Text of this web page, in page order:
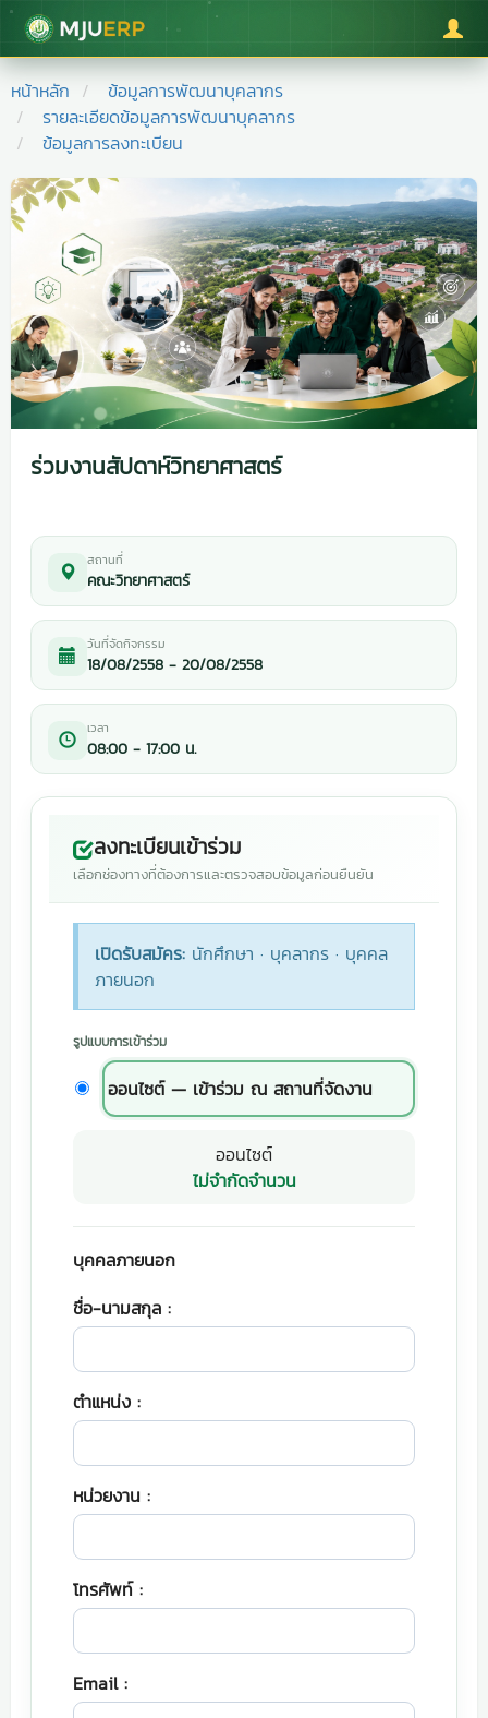
มหาวิทยาลัยแม่โจ้
หน้าหลัก
ข้อมูลการพัฒนาบุคลากร
รายละเอียดข้อมูลการพัฒนาบุคลากร
ข้อมูลการลงทะเบียน
ร่วมงานสัปดาห์วิทยาศาสตร์
สถานที่
คณะวิทยาศาสตร์
วันที่จัดกิจกรรม
18/08/2558 - 20/08/2558
เวลา
08:00 - 17:00 น.
ลงทะเบียนเข้าร่วม
เลือกช่องทางที่ต้องการและตรวจสอบข้อมูลก่อนยืนยัน
เปิดรับสมัคร: นักศึกษา · บุคลากร · บุคคล
ภายนอก
รูปแบบการเข้าร่วม
ออนไซต์ — เข้าร่วม ณ สถานที่จัดงาน
ออนไซต์
ไม่จำกัดจำนวน
บุคคลภายนอก
ชื่อ-นามสกุล :
ตำแหน่ง :
หน่วยงาน :
โทรศัพท์ :
Email :